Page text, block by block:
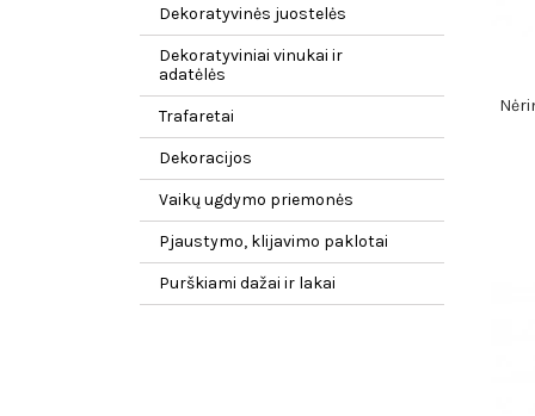
Dekoratyvinės juostelės
Dekoratyviniai vinukai ir
adatėlės
Trafaretai
Dekoracijos
Vaikų ugdymo priemonės
Pjaustymo, klijavimo paklotai
Purškiami dažai ir lakai